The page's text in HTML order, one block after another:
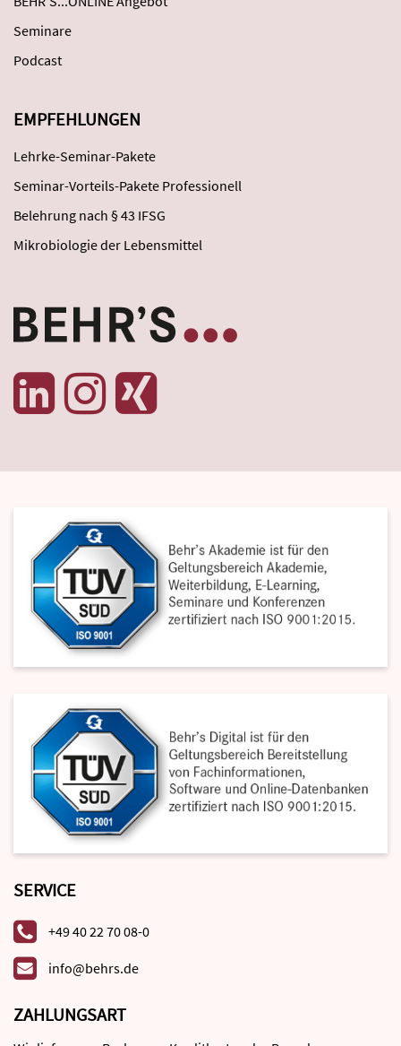
Seminare
Podcast
EMPFEHLUNGEN
Lehrke-Seminar-Pakete
Seminar-Vorteils-Pakete Professionell
Belehrung nach § 43 IFSG
Mikrobiologie der Lebensmittel
SERVICE
+49 40 22 70 08-0
info@behrs.de
ZAHLUNGSART